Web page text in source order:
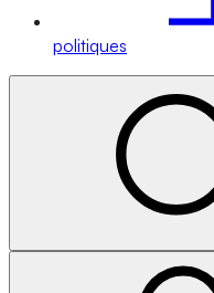
politiques